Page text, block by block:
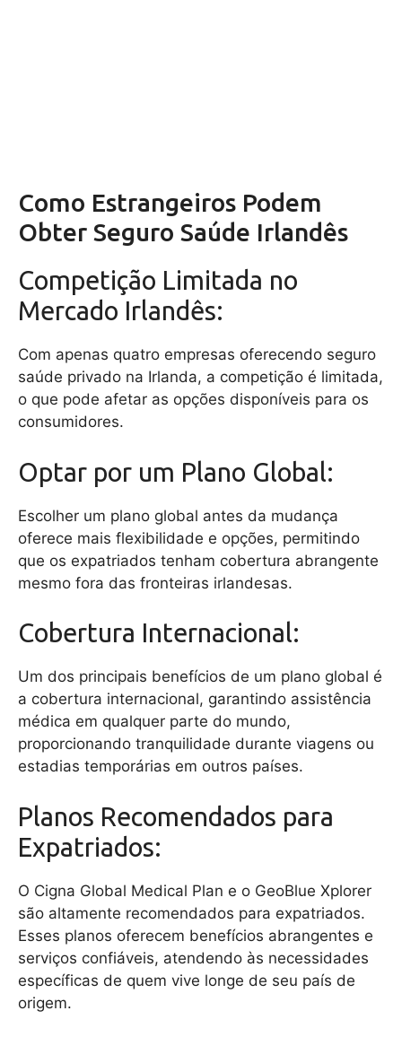
Como Estrangeiros Podem
Obter Seguro Saúde Irlandês
Competição Limitada no
Mercado Irlandês:
Com apenas quatro empresas oferecendo seguro
saúde privado na Irlanda, a competição é limitada,
o que pode afetar as opções disponíveis para os
consumidores.
Optar por um Plano Global:
Escolher um plano global antes da mudança
oferece mais flexibilidade e opções, permitindo
que os expatriados tenham cobertura abrangente
mesmo fora das fronteiras irlandesas.
Cobertura Internacional:
Um dos principais benefícios de um plano global é
a cobertura internacional, garantindo assistência
médica em qualquer parte do mundo,
proporcionando tranquilidade durante viagens ou
estadias temporárias em outros países.
Planos Recomendados para
Expatriados:
O Cigna Global Medical Plan e o GeoBlue Xplorer
são altamente recomendados para expatriados.
Esses planos oferecem benefícios abrangentes e
serviços confiáveis, atendendo às necessidades
específicas de quem vive longe de seu país de
origem.